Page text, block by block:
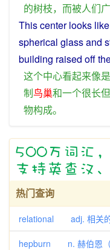
的树枝， 而被人们
Thiscenter looks like
spherical glassand
building raised off
这个中心看起来像是
制鸟巢和一个很长但
物构成。
热门查询
relational adj. 相关
hepburn n. 赫伯恩（